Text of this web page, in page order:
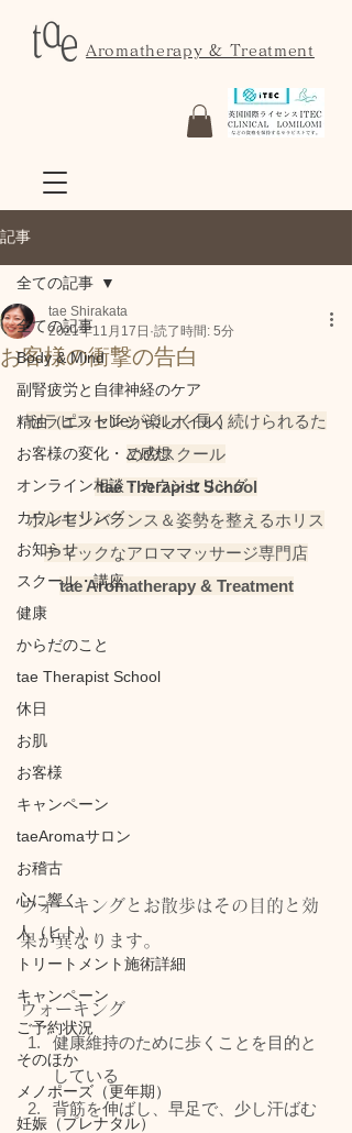
Aromatherapy & Treatment
記事
全ての記事
Body & Mind
副腎疲労と自律神経のケア
精油（エッセンシャルオイル）
お客様の変化・ご感想
オンライン相談・カウンセリング
カウンセリング
お知らせ
スクール・講座
健康
からだのこと
tae Therapist School
休日
お肌
お客様
キャンペーン
taeAromaサロン
お稽古
心に響く
人（ヒト）
トリートメント施術詳細
キャンペーン
ご予約状況
そのほか
メノポーズ（更年期）
妊娠（プレナタル）
全ての記事
お客様の衝撃の告白
tae Shirakata
2021年11月17日 読了時間: 5分
セラピストlifeが楽しく長く続けられるた
めのスクール
tae Therapist School
ホルモンバランス＆姿勢を整えるホリス
ティックなアロママッサージ専門店
tae Aromatherapy & Treatment
ウォーキングとお散歩はその目的と効
果が異なります。
ウォーキング
健康維持のために歩くことを目的と
している
背筋を伸ばし、早足で、少し汗ばむ